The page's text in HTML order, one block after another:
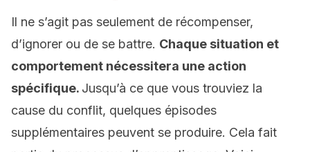
Il ne s’agit pas seulement de récompenser,
d’ignorer ou de se battre. Chaque situation et
comportement nécessitera une action
spécifique. Jusqu’à ce que vous trouviez la
cause du conflit, quelques épisodes
supplémentaires peuvent se produire. Cela fait